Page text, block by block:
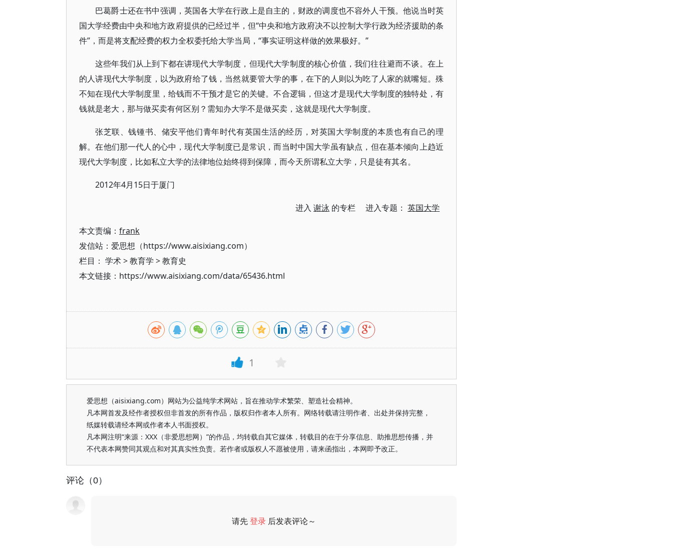
巴葛爵士还在书中强调，英国各大学在行政上是自主的，财政的调度也不容外人干预。他说当时英
国大学经费由中央和地方政府提供的已经过半，但“中央和地方政府决不以控制大学行政为经济援助的条
件”，而是将支配经费的权力全权委托给大学当局，“事实证明这样做的效果极好。”
这些年我们从上到下都在讲现代大学制度，但现代大学制度的核心价值，我们往往避而不谈。在上
的人讲现代大学制度，以为政府给了钱，当然就要管大学的事，在下的人则以为吃了人家的就嘴短。殊
不知在现代大学制度里，给钱而不干预才是它的关键。不合逻辑，但这才是现代大学制度的独特处，有
钱就是老大，那与做买卖有何区别？需知办大学不是做买卖，这就是现代大学制度。
张芝联、钱锺书、储安平他们青年时代有英国生活的经历，对英国大学制度的本质也有自己的理
解。在他们那一代人的心中，现代大学制度已是常识，而当时中国大学虽有缺点，但在基本倾向上趋近
现代大学制度，比如私立大学的法律地位始终得到保障，而今天所谓私立大学，只是徒有其名。
2012年4月15日于厦门
进入 谢泳 的专栏 进入专题： 英国大学
本文责编： frank
发信站：爱思想（https://www.aisixiang.com）
栏目： 学术>教育学 >教育史
本文链接：https://www.aisixiang.com/data/65436.html
1
爱思想（aisixiang.com）网站为公益纯学术网站，旨在推动学术繁荣、塑造社会精神。
凡本网首发及经作者授权但非首发的所有作品，版权归作者本人所有。网络转载请注明作者、出处并保持完整，
纸媒转载请经本网或作者本人书面授权。
凡本网注明“来源：XXX（非爱思想网）”的作品，均转载自其它媒体，转载目的在于分享信息、助推思想传播，并
不代表本网赞同其观点和对其真实性负责。若作者或版权人不愿被使用，请来函指出，本网即予改正。
评论（0）
请先登录 后发表评论～